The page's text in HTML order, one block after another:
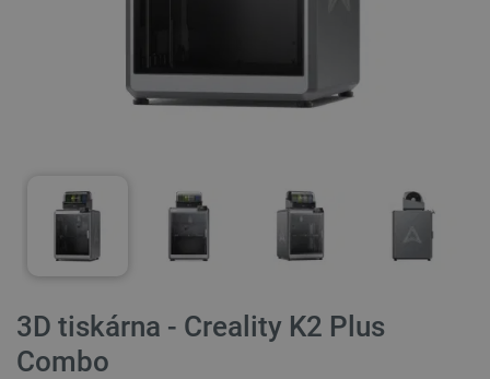
3D tiskárna - Creality K2 Plus
Combo